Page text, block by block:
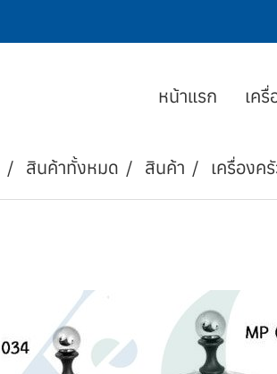
หน้าแรก เค
สินค้าทั้งหมด สินค้า เครื่องค